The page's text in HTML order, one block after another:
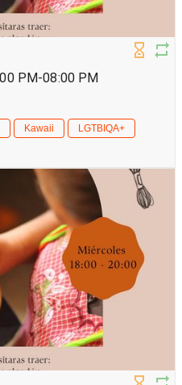
PM-08:00 PM
Kawaii
LGTBIQA+